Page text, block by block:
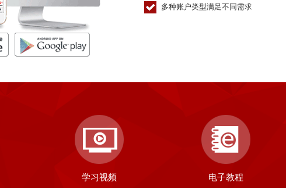
多种账户类型满足不同需求
学习视频 电子教程